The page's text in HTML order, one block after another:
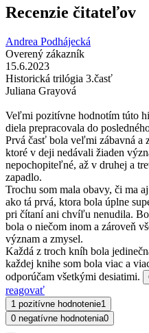
Recenzie čitateľov
Andrea Podhájecká
Overený zákazník
15.6.2023
Historická trilógia 3.časť
Juliana Grayová
Veľmi pozitívne hodnotím túto
diela prepracovala do
Prvá časť bola veľmi zábavná a
ktoré v deji nedávali žiaden
nepochopiteľné, až v druhej a
zapadlo.
Trochu som mala obavy, či ma
ako tá prvá, ktora bola úplne
pri čítaní ani chvíľu nenudila.
bola o niečom inom a zároveň
význam a zmysel.
Každá z troch kníh bola
každej knihe som bola viac a
odporúčam všetkými desiatimi.
reagovať
1 pozitívne hodnotenie1
0 negatívne hodnotenia0